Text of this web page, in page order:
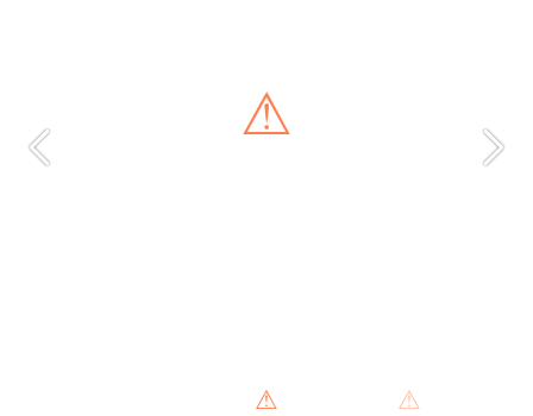
⚠ ⚠
⚠